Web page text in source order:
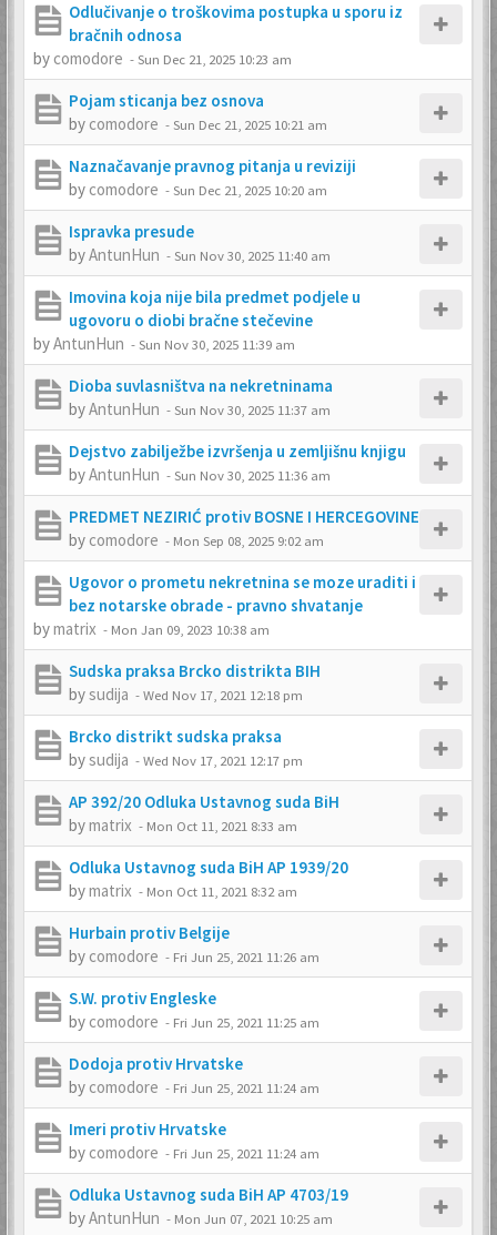
Odlučivanje o troškovima postupka u sporu iz
bračnih odnosa
by comodore -Sun Dec 21, 2025 10:23 am
Pojam sticanja bez osnova
by comodore -Sun Dec 21, 2025 10:21 am
Naznačavanje pravnog pitanja u reviziji
by comodore -Sun Dec 21, 2025 10:20 am
Ispravka presude
byAntunHun -Sun Nov 30, 2025 11:40 am
Imovina koja nije bila predmet podjele u
ugovoru o diobi bračne stečevine
byAntunHun -Sun Nov 30, 2025 11:39 am
Dioba suvlasništva na nekretninama
byAntunHun -Sun Nov 30, 2025 11:37 am
Dejstvo zabilježbe izvršenja u zemljišnu knjigu
byAntunHun -Sun Nov 30, 2025 11:36 am
PREDMET NEZIRIĆ protiv BOSNE I HERCEGOVINE
by comodore - Mon Sep 08, 2025 9:02 am
Ugovor o prometu nekretnina se moze uraditi i
bez notarske obrade - pravno shvatanje
bymatrix - Mon Jan 09, 2023 10:38 am
Sudska praksa Brcko distrikta BIH
bysudija -Wed Nov 17, 2021 12:18 pm
Brcko distrikt sudska praksa
bysudija -Wed Nov 17, 2021 12:17 pm
AP 392/20 Odluka Ustavnog suda BiH
bymatrix - Mon Oct 11, 2021 8:33 am
Odluka Ustavnog suda BiH AP 1939/20
bymatrix - Mon Oct 11, 2021 8:32 am
Hurbain protiv Belgije
by comodore - Fri Jun 25, 2021 11:26 am
S.W. protiv Engleske
by comodore - Fri Jun 25, 2021 11:25 am
Dodoja protiv Hrvatske
by comodore - Fri Jun 25, 2021 11:24 am
Imeri protiv Hrvatske
by comodore - Fri Jun 25, 2021 11:24 am
Odluka Ustavnog suda BiH AP 4703/19
byAntunHun - Mon Jun 07, 2021 10:25 am